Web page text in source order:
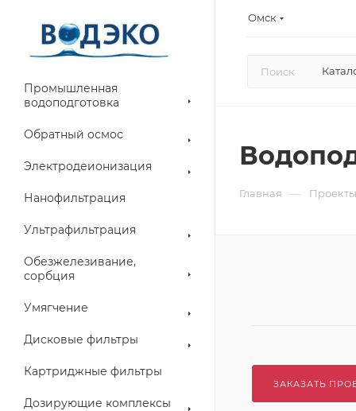
Омск
Промышленная
водоподготовка
Обратный осмос
Электродеионизация
Нанофильтрация
Ультрафильтрация
Обезжелезивание,
сорбция
Умягчение
Дисковые фильтры
Картриджные фильтры
Дозирующие комплексы
Главная — Проекты
ЗАКАЗАТЬ